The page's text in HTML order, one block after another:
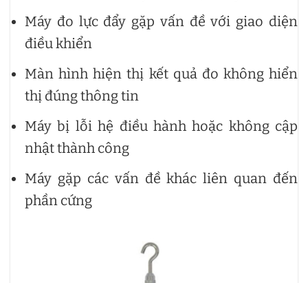
Máy đo lực đẩy gặp vấn đề với giao diện
điều khiển
Màn hình hiện thị kết quả đo không hiển
thị đúng thông tin
Máy bị lỗi hệ điều hành hoặc không cập
nhật thành công
Máy gặp các vấn đề khác liên quan đến
phần cứng